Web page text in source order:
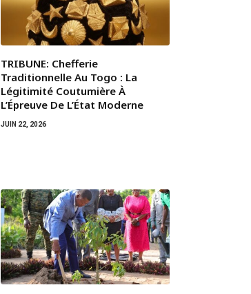
TRIBUNE: Chefferie
Traditionnelle Au Togo : La
Légitimité Coutumière À
L’Épreuve De L’État Moderne
JUIN 22, 2026